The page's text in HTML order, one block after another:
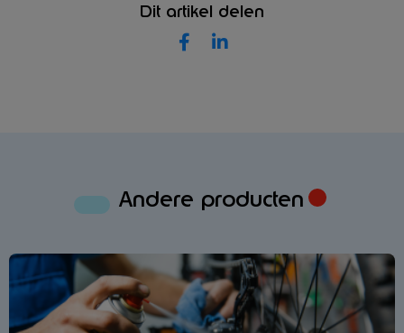
Dit artikel delen
Andere producten